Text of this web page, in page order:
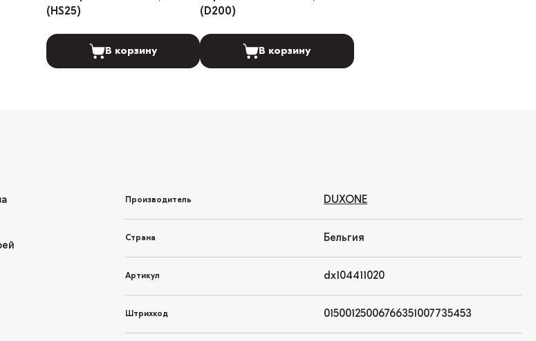
(HS25)
В корзину
(D200)
В корзину
Производитель DUXONE
Страна Бельгия
Артикул dx104411020
Штрихкод 01500125006766351007735453